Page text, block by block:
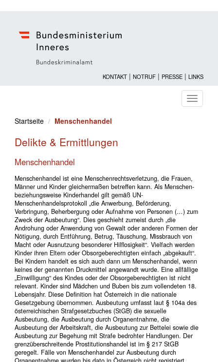
KONTAKT | NOTRUF | PRESSE | LINKS
ein-/
Startseite
Menschenhandel
Delikte & Ermittlungen
Menschenhandel
Menschenhandel ist eine Menschenrechtsverletzung, die Frauen,
Männer und Kinder gleichermaßen betreffen kann. Als Menschen-
beziehungsweise Kinderhandel gilt gemäß UN-
Menschenhandelsprotokoll „die Anwerbung, Beförderung,
Verbringung, Beherbergung oder Aufnahme von Personen (…) zum
Zweck der Ausbeutung“. Dies geschieht zumeist durch „die
Androhung oder Anwendung von Gewalt oder anderen Formen der
Nötigung, durch Entführung, Betrug, Täuschung, Missbrauch von
Macht oder Ausnutzung besonderer Hilflosigkeit“. Vielfach werden
Kinder ihren Eltern oder Obsorgeberechtigten einfach „abgekauft“.
Bei Kindern handelt es sich auch dann um Menschenhandel, wenn
keines der genannten Druckmittel angewandt wurde. Eine allfällige
„Einwilligung“ des Kindes oder der Obsorgeberechtigten ist nicht
relevant. Kinder sind Mädchen und Buben bis zum vollendeten 18.
Lebensjahr. Diese Definition hat Österreich in die nationale
Gesetzgebung übernommen. Ausbeutung umfasst laut § 104a des
österreichischen Strafgesetzbuches (StGB) die sexuelle
Ausbeutung, die Ausbeutung durch Organentnahme, die
Ausbeutung der Arbeitskraft, die Ausbeutung zur Bettelei sowie die
Ausbeutung zur Begehung mit Strafe bedrohter Handlungen. Der
grenzüberschreitende Prostitutionshandel ist im § 217 StGB
geregelt. Fälle von Menschenhandel zur Ausbeutung durch